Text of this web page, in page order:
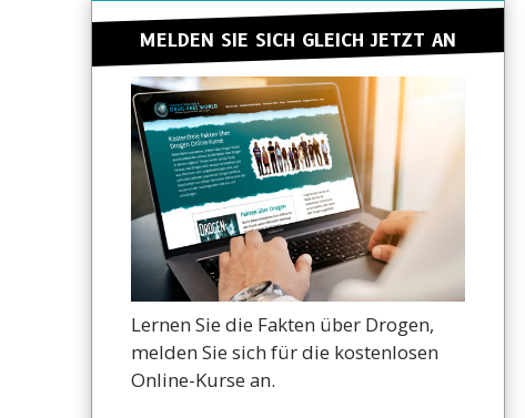
MELDEN SIE SICH GLEICH JETZT AN
Lernen Sie die Fakten über Drogen,
melden Sie sich für die kostenlosen
Online-Kurse an.